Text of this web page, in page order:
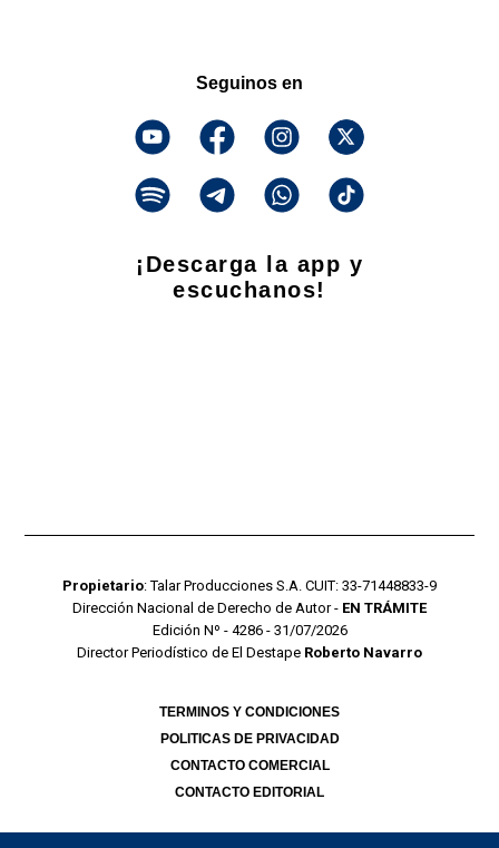
Seguinos en
¡Descarga la app y
escuchanos!
Propietario: Talar Producciones S.A. CUIT: 33-71448833-9
Dirección Nacional de Derecho de Autor - EN TRÁMITE
Edición Nº - 4286 - 31/07/2026
Director Periodístico de El Destape Roberto Navarro
TERMINOS Y CONDICIONES
POLITICAS DE PRIVACIDAD
CONTACTO COMERCIAL
CONTACTO EDITORIAL